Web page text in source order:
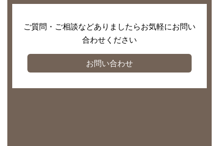
ご質問・ご相談などありましたらお気軽にお問い
合わせください
お問い合わせ